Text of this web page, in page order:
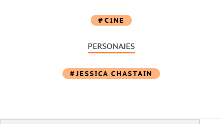
CINE
PERSONAJES
JESSICA CHASTAIN